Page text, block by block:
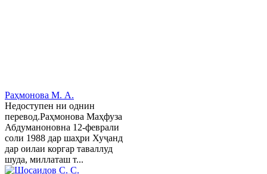
Раҳмонова М. А.
Недоступен ни однин
перевод.Раҳмонова Маҳфуза
Абдуманоновна 12-феврали
соли 1988 дар шаҳри Хуҷанд
дар оилаи коргар таваллуд
шуда, миллаташ т...